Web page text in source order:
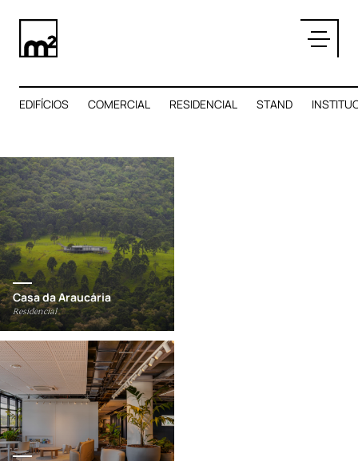
Menu
PROJETOS
Projetos
EDIFÍCIOS
COMERCIAL RESIDENCIAL STAND
Casa da Araucária
Residencial